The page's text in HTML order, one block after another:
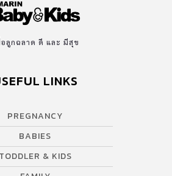
อลูกฉลาด ดี และ มีสุข
LINKS
PREGNANCY
BABIES
TODDLER & KIDS